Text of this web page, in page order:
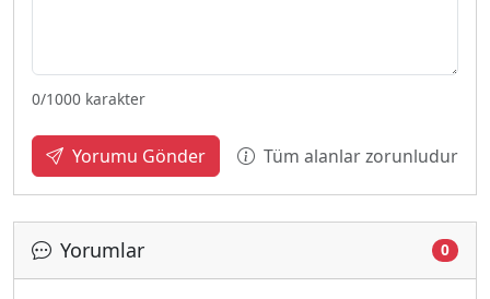
0/1000 karakter
Yorumu Gönder Tüm alanlar zorunludur
Yorumlar 0